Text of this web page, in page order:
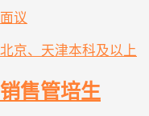
面议
北京、天津本科及以上
销售管培生